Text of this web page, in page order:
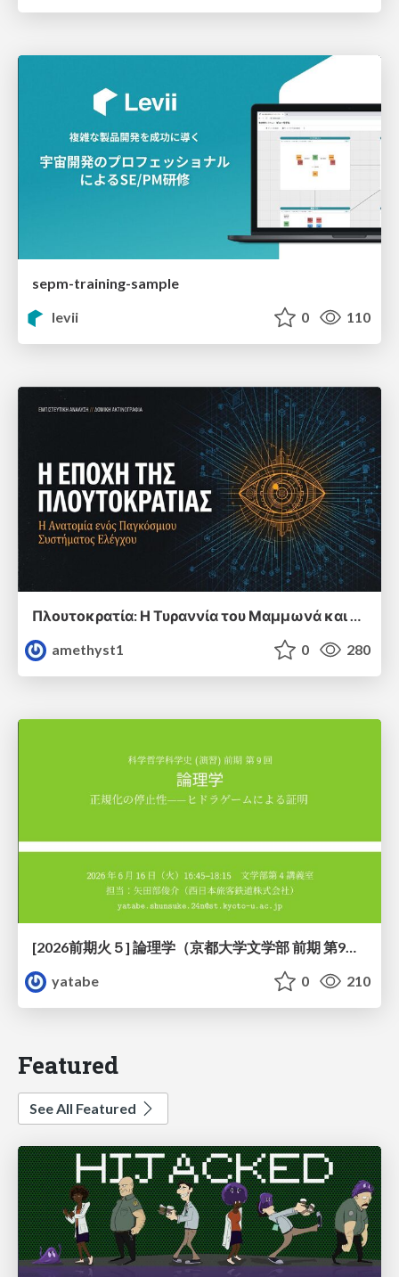
sepm-training-sample
levii
0 110
amethyst1
0 280
[2026前期火５] 論理学（京都大学文学部 前期 第9回）「正規化の停止性——ヒドラゲームによる証明」
yatabe
0 210
Featured
See All Featured